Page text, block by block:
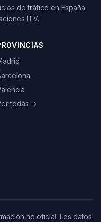
de tráfico en España.
ITV.
todas →
no oficial. Los datos